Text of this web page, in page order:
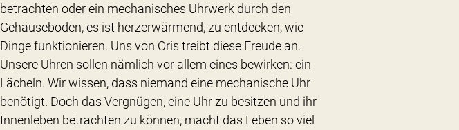
betrachten oder ein mechanisches Uhrwerk durch den
Gehäuseboden, es ist herzerwärmend, zu entdecken, wie
Dinge funktionieren. Uns von Oris treibt diese Freude an.
Unsere Uhren sollen nämlich vor allem eines bewirken: ein
Lächeln. Wir wissen, dass niemand eine mechanische Uhr
benötigt. Doch das Vergnügen, eine Uhr zu besitzen und ihr
Innenleben betrachten zu können, macht das Leben so viel